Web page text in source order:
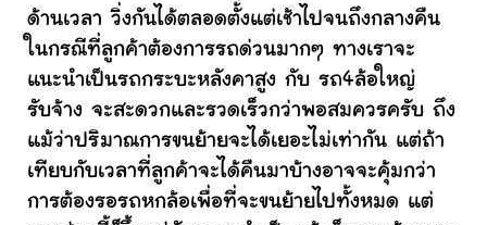
ด้านเวลา วิ่งกันได้ตลอดตั้งแต่เช้าไปจนถึงกลางคืน
ในกรณีที่ลูกค้าต้องการรถด่วนมากๆ ทางเราจะ
แนะนำเป็นรถกระบะหลังคาสูง กับ รถ4ล้อใหญ่
รับจ้าง จะสะดวกและรวดเร็วกว่าพอสมควรครับ ถึง
แม้ว่าปริมาณการขนย้ายจะได้เยอะไม่เท่ากัน แต่ถ้า
เทียบกับเวลาที่ลูกค้าจะได้คืนมาบ้างอาจจะคุ้มกว่า
การต้องรอรถหกล้อเพื่อที่จะขนย้ายไปทั้งหมด แต่